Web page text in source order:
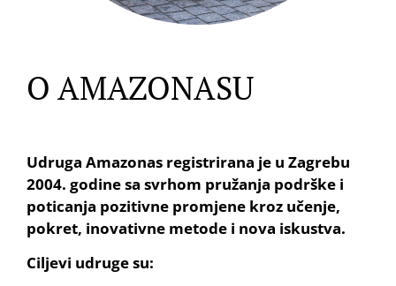
O AMAZONASU
Udruga Amazonas registrirana je u Zagrebu
2004. godine sa svrhom pružanja podrške i
poticanja pozitivne promjene kroz učenje,
pokret, inovativne metode i nova iskustva.
Ciljevi udruge su: